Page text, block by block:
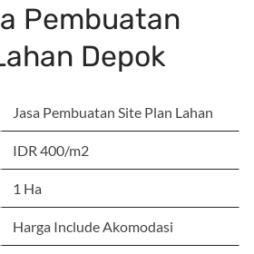
Pembuatan
Depok
Jasa Pembuatan Site Plan Lahan
IDR 400/m2
1 Ha
Harga Include Akomodasi